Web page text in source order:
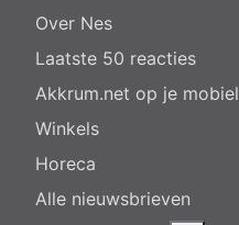
Over Nes
Laatste 50 reacties
Akkrum.net op je mobiel
Winkels
Horeca
Alle nieuwsbrieven